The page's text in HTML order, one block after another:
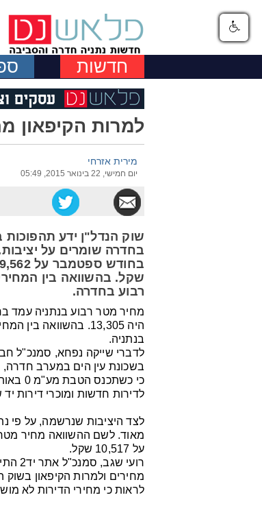
חדשות
למרות הקיפאון
מירית אזרחי
יום חמישי, 22 בינואר 2015, 05:49
שוק הנדל"ן ידע
רבוע בחדרה.
בנתניה.
לדברי שייקה נפחא, סמנכ"ל
בשכונת עין הים במערב חדרה,
כי
לדירות חדשות ומוכרי דירות
על 10,517 שקל.
לראות כי מחירי הדירות לא